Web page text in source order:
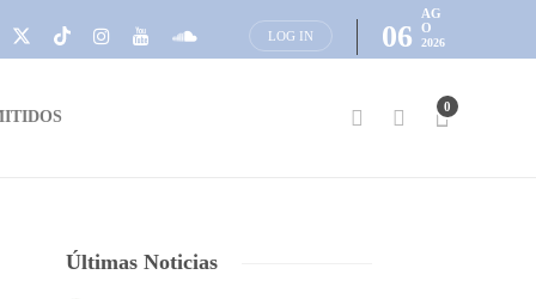
LOG IN 06
AG
O
2026
0
Últimas Noticias